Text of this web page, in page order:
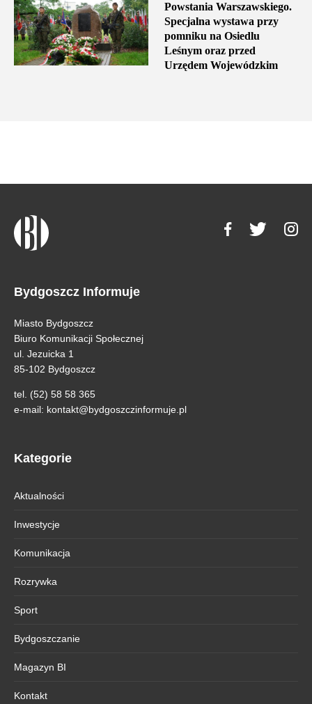
Powstania Warszawskiego.
Specjalna wystawa przy
pomniku na Osiedlu
Leśnym oraz przed
Urzędem Wojewódzkim
Bydgoszcz Informuje
Miasto Bydgoszcz
Biuro Komunikacji Społecznej
ul. Jezuicka 1
85-102 Bydgoszcz
tel. (52) 58 58 365
e-mail: kontakt@bydgoszczinformuje.pl
Kategorie
Aktualności
Inwestycje
Komunikacja
Rozrywka
Sport
Bydgoszczanie
Magazyn BI
Kontakt